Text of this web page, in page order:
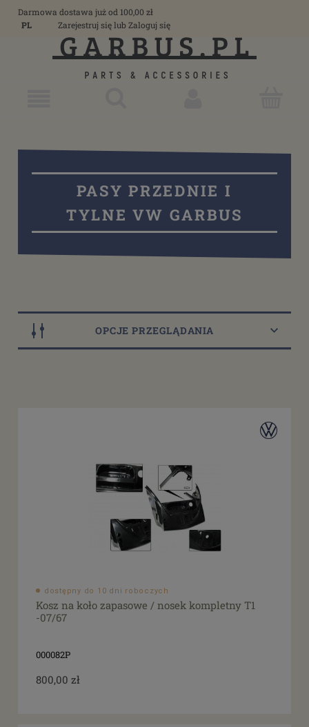
Darmowa dostawa już od 100,00 zł
PL
Zarejestruj sięlub Zaloguj się
PASY PRZEDNIE I
TYLNE VW GARBUS
OPCJE PRZEGLĄDANIA
dostępne: 4 szt.(1)
Promocja
tak
dostępny do 10 dni roboczych
Kosz na koło zapasowe / nosek kompletny T1
-07/67
000082P
800,00 zł